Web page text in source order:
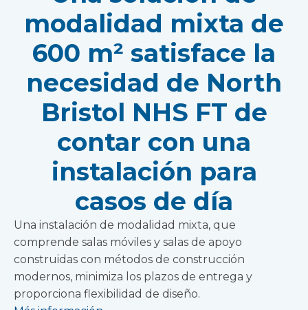
modalidad mixta de
600 m² satisface la
necesidad de North
Bristol NHS FT de
contar con una
instalación para
casos de día
Una instalación de modalidad mixta, que
comprende salas móviles y salas de apoyo
construidas con métodos de construcción
modernos, minimiza los plazos de entrega y
proporciona flexibilidad de diseño.